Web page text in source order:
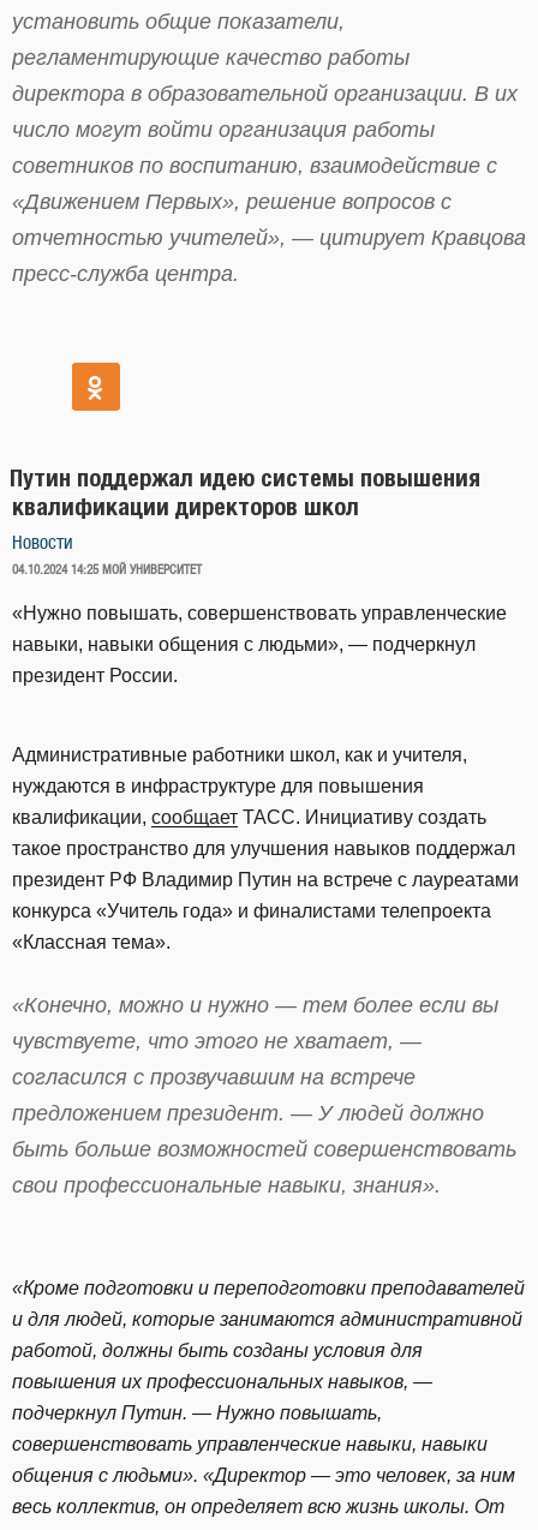
установить общие показатели,
регламентирующие качество работы
директора в образовательной организации. В их
число могут войти организация работы
советников по воспитанию, взаимодействие с
«Движением Первых», решение вопросов с
отчетностью учителей», — цитирует Кравцова
пресс-служба центра.
Путин поддержал идею системы повышения
квалификации директоров школ
Новости
ОПУБЛИКОВАНО
04.10.2024 14:25 МОЙ УНИВЕРСИТЕТ
«Нужно повышать, совершенствовать управленческие
навыки, навыки общения с людьми», — подчеркнул
президент России.
Административные работники школ, как и учителя,
нуждаются в инфраструктуре для повышения
квалификации, сообщает ТАСС. Инициативу создать
такое пространство для улучшения навыков поддержал
президент РФ Владимир Путин на встрече с лауреатами
конкурса «Учитель года» и финалистами телепроекта
«Классная тема».
«Конечно, можно и нужно — тем более если вы
чувствуете, что этого не хватает, —
согласился с прозвучавшим на встрече
предложением президент. — У людей должно
быть больше возможностей совершенствовать
свои профессиональные навыки, знания».
«Кроме подготовки и переподготовки преподавателей
и для людей, которые занимаются административной
работой, должны быть созданы условия для
повышения их профессиональных навыков, —
подчеркнул Путин. — Нужно повышать,
совершенствовать управленческие навыки, навыки
общения с людьми». «Директор — это человек, за ним
весь коллектив, он определяет всю жизнь школы. От